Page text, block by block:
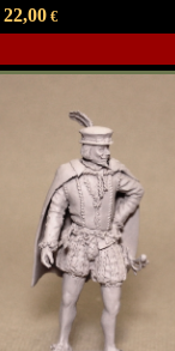
22,00€